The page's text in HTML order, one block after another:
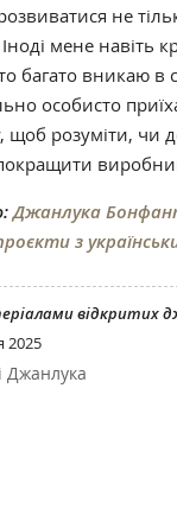
не
Іноді мене навіть
багато вникаю в
особисто
щоб розуміти, чи
Джанлука
з
відкритих
2025
Джанлука